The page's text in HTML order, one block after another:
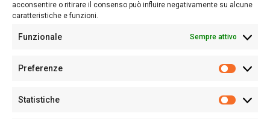
acconsentire o ritirare il consenso può influire negativamente su alcune
caratteristiche e funzioni.
Funzionale Sempre attivo
Preferenze
Statistiche
Sede:Via Cristoforo Colombo 09013 Carbonia
Partita IVA02270380922